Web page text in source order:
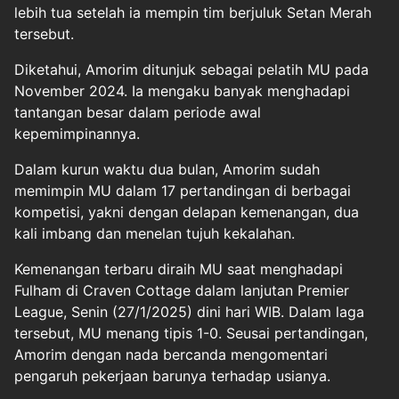
lebih tua setelah ia mempin tim berjuluk Setan Merah
tersebut.
Diketahui, Amorim ditunjuk sebagai pelatih MU pada
November 2024. Ia mengaku banyak menghadapi
tantangan besar dalam periode awal
kepemimpinannya.
Dalam kurun waktu dua bulan, Amorim sudah
memimpin MU dalam 17 pertandingan di berbagai
kompetisi, yakni dengan delapan kemenangan, dua
kali imbang dan menelan tujuh kekalahan.
Kemenangan terbaru diraih MU saat menghadapi
Fulham di Craven Cottage dalam lanjutan Premier
League, Senin (27/1/2025) dini hari WIB. Dalam laga
tersebut, MU menang tipis 1-0. Seusai pertandingan,
Amorim dengan nada bercanda mengomentari
pengaruh pekerjaan barunya terhadap usianya.